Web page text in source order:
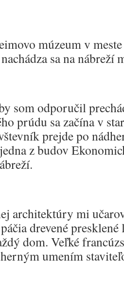
múzeum v
sa na nábreží
som odporučil
prúdu sa začína v
prejde po
z budov
architektúry mi
drevené
dom. Veľké
umením